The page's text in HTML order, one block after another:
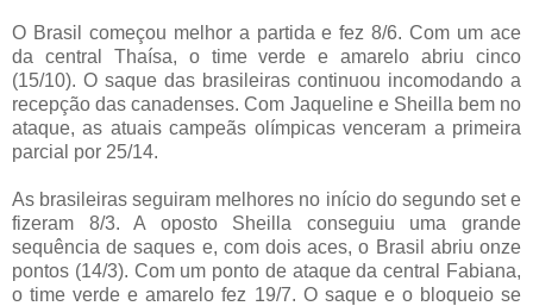
O Brasil começou melhor a partida e fez 8/6. Com um ace
da central Thaísa, o time verde e amarelo abriu cinco
(15/10). O saque das brasileiras continuou incomodando a
recepção das canadenses. Com Jaqueline e Sheilla bem no
ataque, as atuais campeãs olímpicas venceram a primeira
parcial por 25/14.
As brasileiras seguiram melhores no início do segundo set e
fizeram 8/3. A oposto Sheilla conseguiu uma grande
sequência de saques e, com dois aces, o Brasil abriu onze
pontos (14/3). Com um ponto de ataque da central Fabiana,
o time verde e amarelo fez 19/7. O saque e o bloqueio se